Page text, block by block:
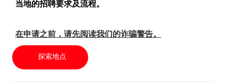
当地的招聘要求及流程。
在申请之前，请先阅读我们的诈骗警告。
探索地点